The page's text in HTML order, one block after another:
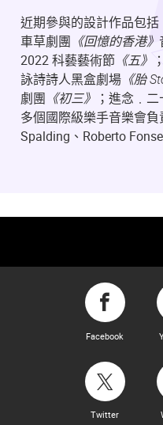
近期參與的設計作品包
車草劇團 《回憶的香港》
2022 科藝藝術節 《五》
詠詩詩人黑盒劇場 《胎
劇團 《初三》 ；進念﹒
多個國際級樂手音樂會
Spalding、Roberto
Facebook
Twitter